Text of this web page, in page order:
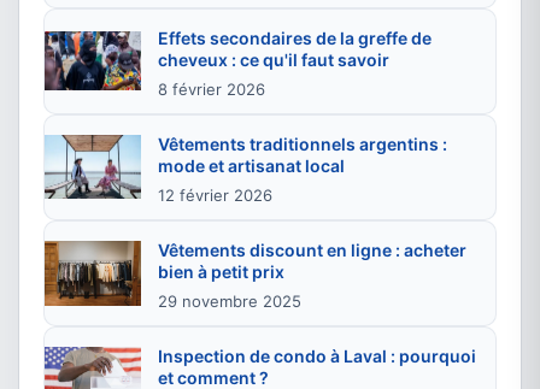
Effets secondaires de la greffe de
cheveux : ce qu'il faut savoir
8 février 2026
Vêtements traditionnels argentins :
mode et artisanat local
12 février 2026
Vêtements discount en ligne : acheter
bien à petit prix
29 novembre 2025
Inspection de condo à Laval : pourquoi
et comment ?